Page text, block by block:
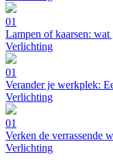
01
Lampen of kaarsen: wat
Verlichting
01
Verander je werkplek:
Verlichting
01
Verken de verrassende
Verlichting